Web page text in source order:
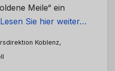
Meile“ ein
Lesen Sie hier weiter…
Koblenz,